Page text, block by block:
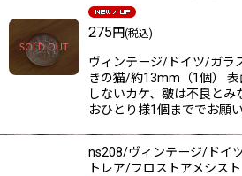
275円(税込)
ヴィンテージ/ドイツ/ガラ
きの猫/約13mm（1個）
しないカケ、皺は不良とみ
おひとり様1個まででお願
ns208/ヴィンテージ/ドイ
トレア/フロストアメシスト